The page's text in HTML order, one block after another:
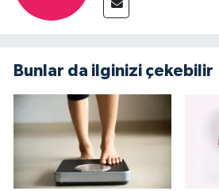
Bunlar da ilginizi çekebilir